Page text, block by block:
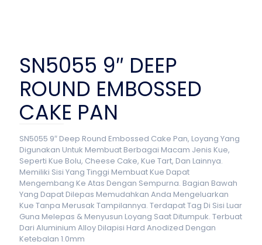
SN5055 9″ DEEP
ROUND EMBOSSED
CAKE PAN
SN5055 9″ Deep Round Embossed Cake Pan, Loyang Yang
Digunakan Untuk Membuat Berbagai Macam Jenis Kue,
Seperti Kue Bolu, Cheese Cake, Kue Tart, Dan Lainnya.
Memiliki Sisi Yang Tinggi Membuat Kue Dapat
Mengembang Ke Atas Dengan Sempurna. Bagian Bawah
Yang Dapat Dilepas Memudahkan Anda Mengeluarkan
Kue Tanpa Merusak Tampilannya. Terdapat Tag Di Sisi Luar
Guna Melepas & Menyusun Loyang Saat Ditumpuk. Terbuat
Dari Aluminium Alloy Dilapisi Hard Anodized Dengan
Ketebalan 1.0mm